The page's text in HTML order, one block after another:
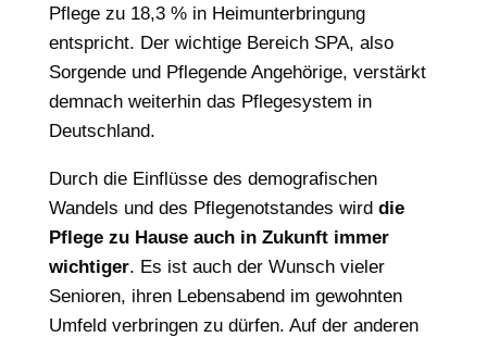
Pflege zu 18,3 % in Heimunterbringung
entspricht. Der wichtige Bereich SPA, also
Sorgende und Pflegende Angehörige, verstärkt
demnach weiterhin das Pflegesystem in
Deutschland.
Durch die Einflüsse des demografischen
Wandels und des Pflegenotstandes wird die
Pflege zu Hause auch in Zukunft immer
wichtiger. Es ist auch der Wunsch vieler
Senioren, ihren Lebensabend im gewohnten
Umfeld verbringen zu dürfen. Auf der anderen